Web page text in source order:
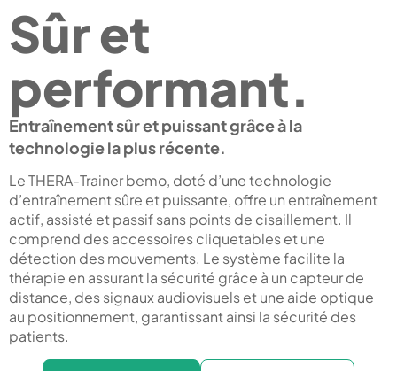
Sûr et
performant.
Entraînement sûr et puissant grâce à la
technologie la plus récente.
Le THERA-Trainer bemo, doté d’une technologie
d’entraînement sûre et puissante, offre un entraînement
actif, assisté et passif sans points de cisaillement. Il
comprend des accessoires cliquetables et une
détection des mouvements. Le système facilite la
thérapie en assurant la sécurité grâce à un capteur de
distance, des signaux audiovisuels et une aide optique
au positionnement, garantissant ainsi la sécurité des
patients.